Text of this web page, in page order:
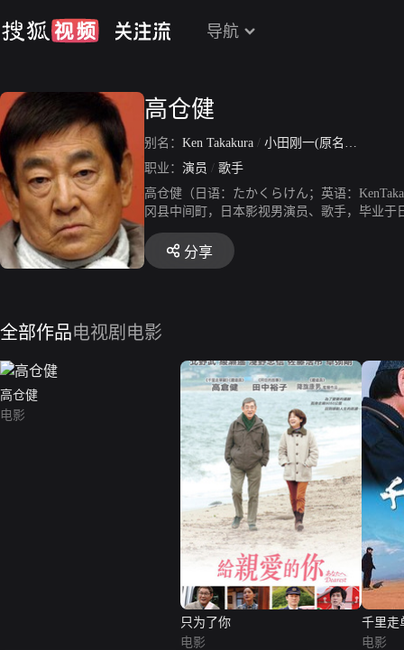
导航
高仓健
别名： Ken Takakura / 小田刚一(原名) /
职业： 演员 / 歌手
高仓健（日语：たかくらけん；英语：
冈县中间町，日本影视男演员、歌手，毕业
961年，主演悬疑电影《恶魔的手球歌》。
《昭和残侠传》。1970年，凭借电影《游侠
该片被中国观众所认识。1977年，其主演的
秀男主角奖等多个奖项。2001年，主演剧情
分享
全部作品电视剧 电影
高仓健
电影
只为了你
电影
千里走
电影